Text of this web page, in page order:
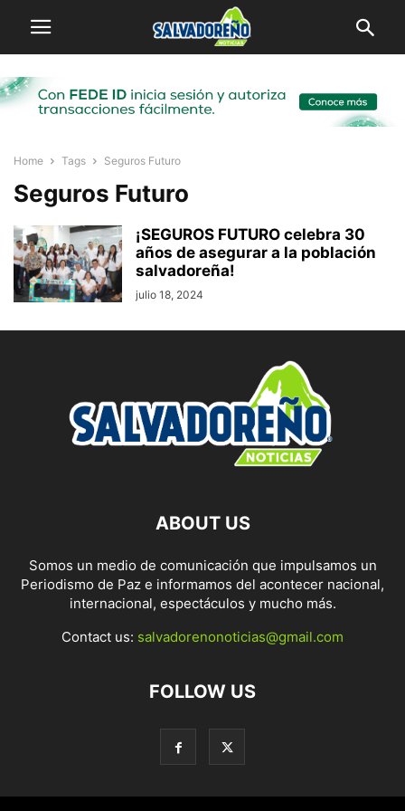
Home Tags Seguros Futuro
Seguros Futuro
¡SEGUROS FUTURO celebra 30
años de asegurar a la población
salvadoreña!
julio 18, 2024
ABOUT US
Somos un medio de comunicación que impulsamos un
Periodismo de Paz e informamos del acontecer nacional,
internacional, espectáculos y mucho más.
Contact us: salvadorenonoticias@gmail.com
FOLLOW US